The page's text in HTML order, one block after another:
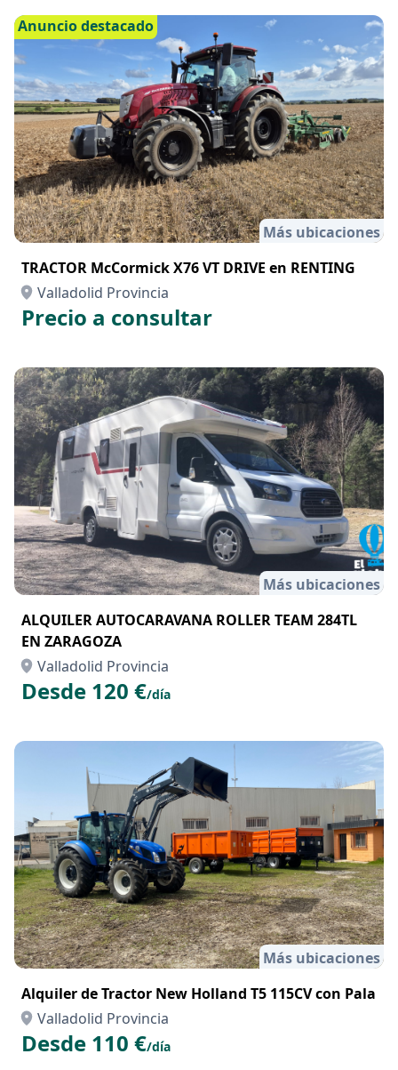
Anuncio destacado
Más ubicaciones
TRACTOR McCormick X76 VT DRIVE en RENTING
Valladolid Provincia
Precio a consultar
Más ubicaciones
ALQUILER AUTOCARAVANA ROLLER TEAM 284TL
EN ZARAGOZA
Valladolid Provincia
Desde 120 €/día
Más ubicaciones
Alquiler de Tractor New Holland T5 115CV con Pala
Valladolid Provincia
Desde 110 €/día